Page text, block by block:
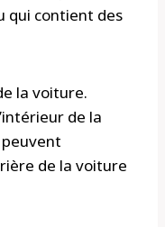
qui contient des
la voiture.
de la
de la voiture